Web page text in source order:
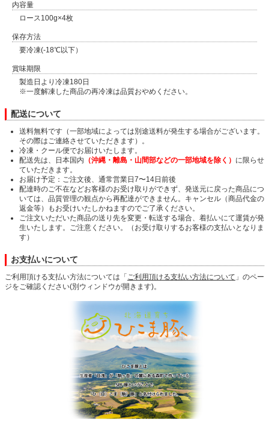
内容量
ロース100g×4枚
保存方法
要冷凍(-18℃以下）
賞味期限
製造日より冷凍180日
※一度解凍した商品の再冷凍は品質おやめください。
配送について
送料無料です（一部地域によっては別途送料が発生する場合がございます。
その際はご連絡させていただきます）。
冷凍・クール便でお届けいたします。
配送先は、日本国内 （沖縄・離島・山間部などの一部地域を除く） に限らせ
ていただきます。
お届け予定：ご注文後、通常営業日7〜14日前後
配達時のご不在などお客様のお受け取りができず、発送元に戻った商品につ
いては、品質管理の観点から再配達ができません。キャンセル（商品代金の
返金等）もお受けいたしかねますのでご了承ください。
ご注文いただいた商品の送り先を変更・転送する場合、着払いにて運賃が発
生いたします。ご注意ください。（お受け取りするお客様の支払いとなりま
す）
お支払いについて
ご利用頂ける支払い方法については「 ご利用頂ける支払い方法について 」のペー
ジをご確認ください(別ウィンドウが開きます)。